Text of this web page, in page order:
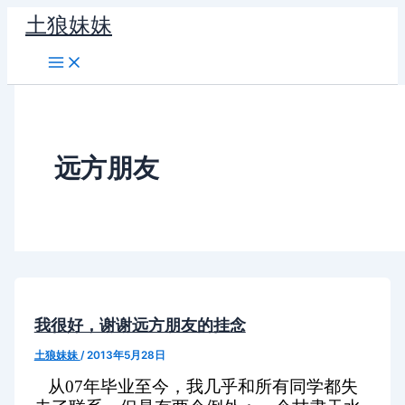
容
土狼妹妹
远方朋友
我很好，谢谢远方朋友的挂念
土狼妹妹 /2013年5月28日
从07年毕业至今，我几乎和所有同学都失